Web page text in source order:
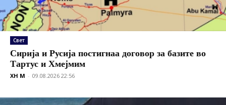
Свет
Сирија и Русија постигнаа договор за базите во
Тартус и Хмејмим
XH M - 09.08.2026 22:56